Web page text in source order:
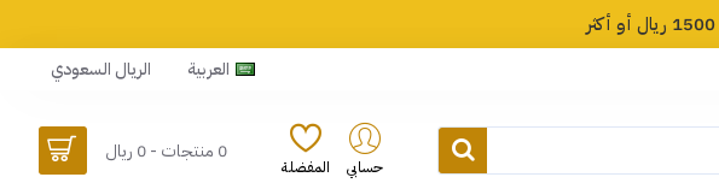
العربية الريال السعودي
حسابي المفضلة
0 منتجات - 0 ريال